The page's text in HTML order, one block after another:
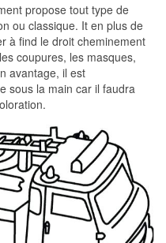
propose tout type de
ou classique. It en plus de
à find le droit cheminement
coupures, les masques,
avantage, il est
sous la main car il faudra